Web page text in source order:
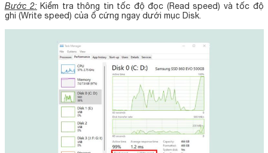
Bước 2:Kiểm tra thông tin tốc độ đọc (Read speed) và tốc độ
ghi (Write speed) của ổ cứng ngay dưới mục Disk.